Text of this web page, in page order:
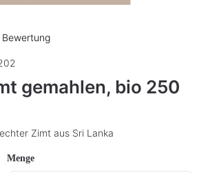
Bewertung
gemahlen, bio 250
Zimt aus Sri Lanka
Mengeauswählen